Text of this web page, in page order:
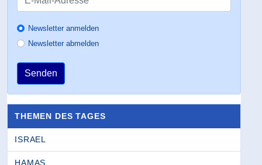
Newsletter anmelden
Newsletter abmelden
Senden
THEMEN DES TAGES
ISRAEL
HAMAS